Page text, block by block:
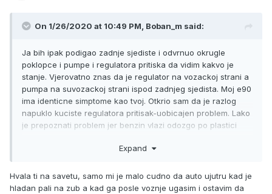
On 1/26/2020 at 10:49 PM, Boban_m said:
Ja bih ipak podigao zadnje sjediste i odvrnuo okrugle
poklopce i pumpe i regulatora pritiska da vidim kakvo je
stanje. Vjerovatno znas da je regulator na vozackoj strani a
pumpa na suvozackoj strani ispod zadnjeg sjedista. Moj e90
ima identicne simptome kao tvoj. Otkrio sam da je razlog
napuklo kuciste regulatora pritisak-uobicajen problem. Lako
je prepoznati problem jer benzin vlazi odozgo po plastici
Expand
Hvala ti na savetu, samo mi je malo cudno da auto ujutru kad je
hladan pali na zub a kad ga posle voznje ugasim i ostavim da